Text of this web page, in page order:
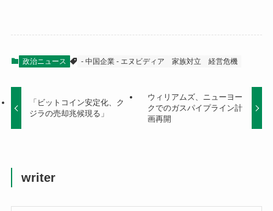
政治ニュース - 中国企業 - エヌビディア 家族対立 経営危機
「ビットコイン安定化、ク
ジラの売却兆候現る」
ウィリアムズ、ニューヨー
クでのガスパイプライン計
画再開
writer